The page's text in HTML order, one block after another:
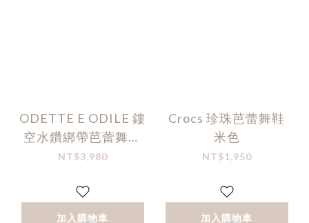
ODETTE E ODILE 鏤
空水鑽綁帶芭蕾舞鞋
SY鞋
NT$3,980
加入購物車
Crocs 珍珠芭蕾舞鞋
米色
NT$1,950
加入購物車